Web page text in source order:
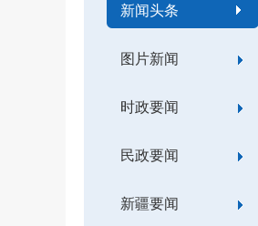
新闻头条
图片新闻
时政要闻
民政要闻
新疆要闻